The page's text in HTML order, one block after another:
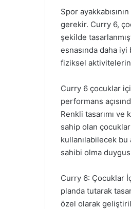
Spor
gerekir. Curry 6,
şekilde
esnasında daha
fiziksel
Curry 6 çocuklar
performans
Renkli tasarımı ve
sahip olan
kullanılabilecek
sahibi olma
Curry 6: Çocuklar
planda tutarak
özel olarak